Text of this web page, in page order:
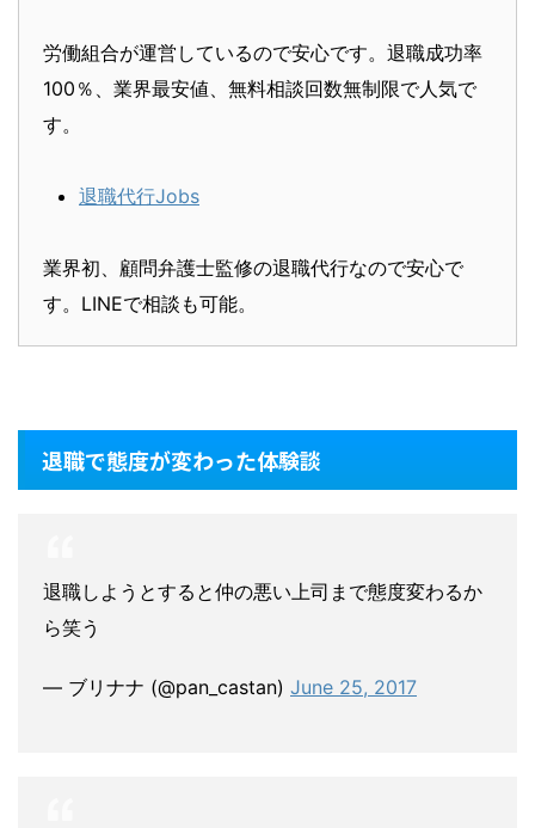
労働組合が運営しているので安心です。退職成功率
100％、業界最安値、無料相談回数無制限で人気で
す。
退職代行Jobs
業界初、顧問弁護士監修の退職代行なので安心で
す。LINEで相談も可能。
退職で態度が変わった体験談
退職しようとすると仲の悪い上司まで態度変わるか
ら笑う
— ブリナナ (@pan_castan) June 25, 2017